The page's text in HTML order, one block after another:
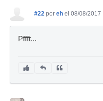
#22 por eh el 08/08/2017
Pffft...